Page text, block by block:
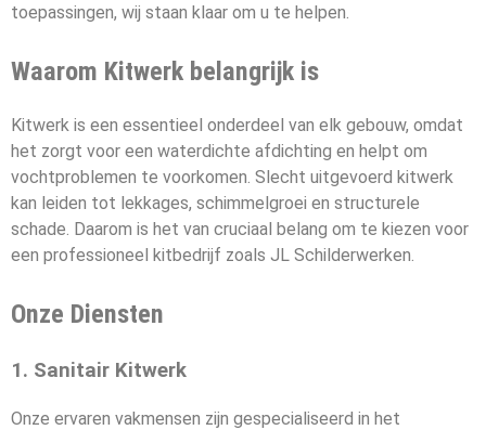
toepassingen, wij staan klaar om u te helpen.
Waarom Kitwerk belangrijk is
Kitwerk is een essentieel onderdeel van elk gebouw, omdat
het zorgt voor een waterdichte afdichting en helpt om
vochtproblemen te voorkomen. Slecht uitgevoerd kitwerk
kan leiden tot lekkages, schimmelgroei en structurele
schade. Daarom is het van cruciaal belang om te kiezen voor
een professioneel kitbedrijf zoals JL Schilderwerken.
Onze Diensten
1. Sanitair Kitwerk
Onze ervaren vakmensen zijn gespecialiseerd in het